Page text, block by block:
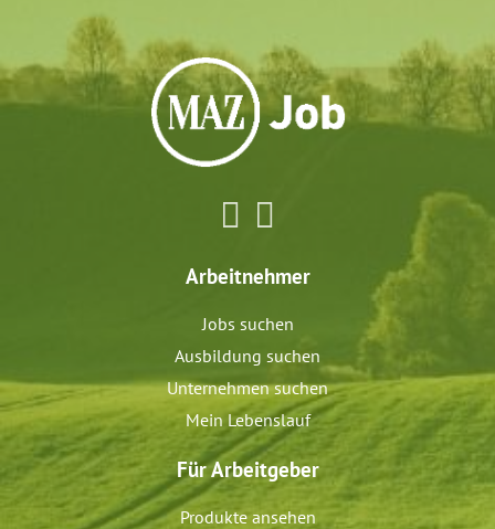
Arbeitnehmer
Jobs suchen
Ausbildung suchen
Unternehmen suchen
Mein Lebenslauf
Für Arbeitgeber
Produkte ansehen